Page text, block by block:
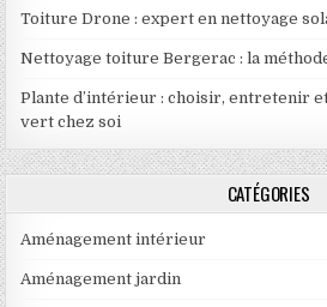
Toiture Drone : expert en nettoyage
Nettoyage toiture Bergerac : la
Plante d’intérieur : choisir, entretenir
vert chez soi
CATÉGORIES
Aménagement intérieur
Aménagement jardin